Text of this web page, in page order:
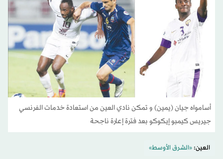
أسامواه جيان (يمين) و تمكن نادي العين من استعادة خدمات الفرنسي
جيريس كيمبو إيكوكو بعد فترة إعارة ناجحة
العين:«الشرق الأوسط»